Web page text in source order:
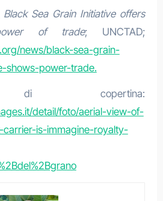
Black Sea Grain Initiative offers
of trade; UNCTAD;
news/black-sea-grain-
shows-power-trade.
di copertina:
detail/foto/aerial-view-of-
is-immagine-royalty-